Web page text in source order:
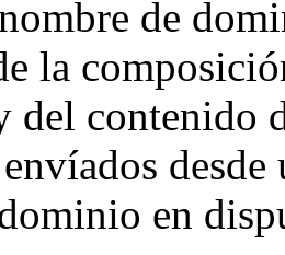
de
la
del contenido
en